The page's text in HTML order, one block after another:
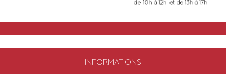
INFORMATIONS